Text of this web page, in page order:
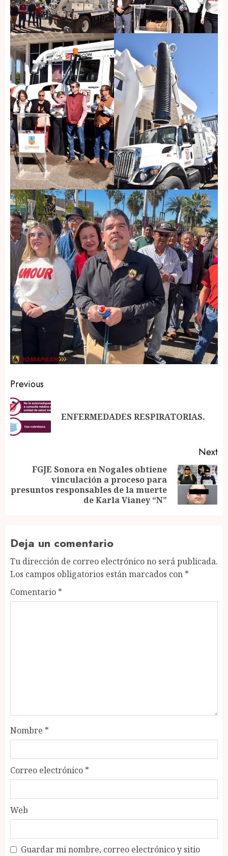
Post
navigation
Previous
ENFERMEDADES RESPIRATORIAS.
Next
post:
FGJE Sonora en Nogales obtiene
vinculación a proceso para
presuntos responsables de la muerte
de Karla Vianey “N”
Deja un comentario
Tu dirección de correo electrónico no será publicada.
Los campos obligatorios están marcados con *
Comentario *
Nombre *
Correo electrónico *
Web
Guardar mi nombre, correo electrónico y sitio